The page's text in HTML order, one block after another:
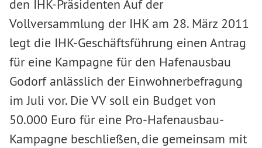
den IHK-Präsidenten Auf der
Vollversammlung der IHK am 28. März 2011
legt die IHK-Geschäftsführung einen Antrag
für eine Kampagne für den Hafenausbau
Godorf anlässlich der Einwohnerbefragung
im Juli vor. Die VV soll ein Budget von
50.000 Euro für eine Pro-Hafenausbau-
Kampagne beschließen, die gemeinsam mit